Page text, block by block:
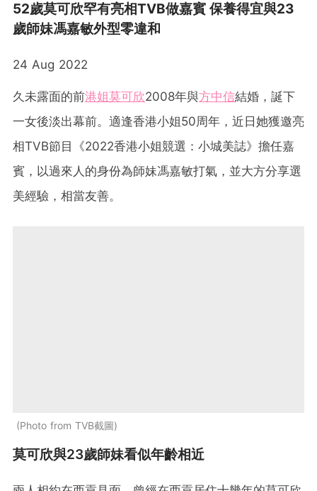
52歲莫可欣罕有亮相TVB做嘉賓 保養得宜與23
歲師妹馮嘉敏外型零違和
24 Aug 2022
久未露面的前港姐莫可欣2008年與方中信結婚，誕下
一女後淡出幕前。適逢香港小姐50周年，近日她獲邀亮
相TVB節目《2022香港小姐競選：小城美誌》擔任嘉
賓，以過來人的身份為師妹馮嘉敏打氣，並大方分享選
美經驗，相當友善。
Photo from TVB截圖
莫可欣與23歲師妹看似年齡相近